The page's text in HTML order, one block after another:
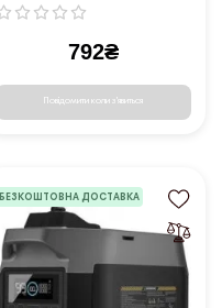
792₴
Повідомити коли з'явиться
БЕЗКОШТОВНА ДОСТАВКА